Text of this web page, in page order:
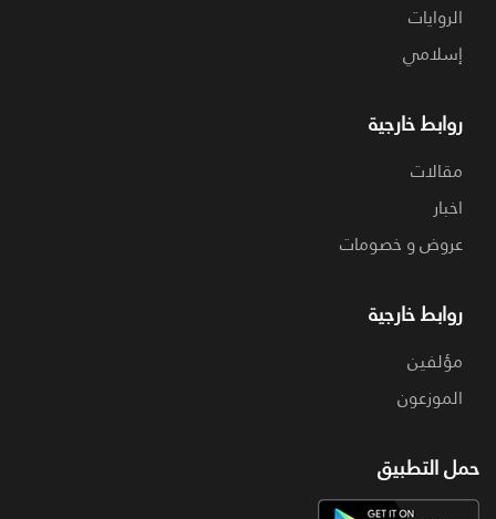
الروايات
إسلامي
روابط خارجية
مقالات
اخبار
عروض و خصومات
روابط خارجية
مؤلفين
الموزعون
حمل التطبيق